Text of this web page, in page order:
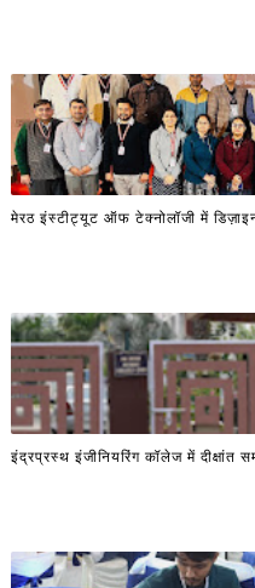
मेरठ इंस्टीट्यूट ऑफ टेक्नोलॉजी में
इंद्रप्रस्थ इंजीनियरिंग कॉलेज में दीक्षांत